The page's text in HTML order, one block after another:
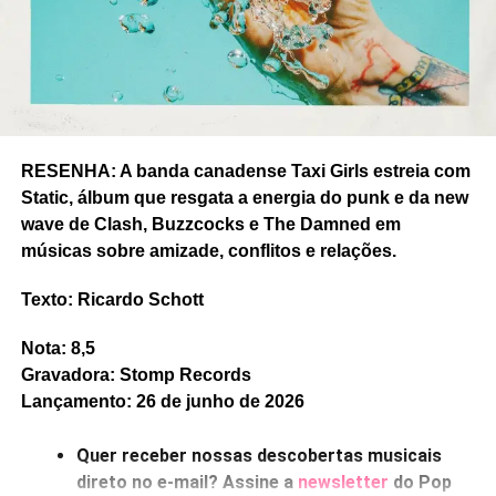
RELATED TOPICS: APRIL JUNE
BABY'S OUT OF LUCK AGAIN
CHRISTINE MCVIE
DREAM POP FEATURED
LO-FI
STEVIE NICKS
UP NEXT
Ouvimos: Guilherme Peluci, “São Paulo
instrumental”
DON'T MISS
Ouvimos: X, “Smoke & fiction”
Ricardo Schott é jornalista, radialista, editor e principal
RESENHA: A banda canadense Taxi Girls estreia com
Static, álbum que resgata a energia do punk e da new
wave de Clash, Buzzcocks e The Damned em
músicas sobre amizade, conflitos e relações.
Texto: Ricardo Schott
Nota: 8,5
Gravadora: Stomp Records
Lançamento: 26 de junho de 2026
Quer receber nossas descobertas musicais
direto no e-mail? Assine a newsletter do Pop